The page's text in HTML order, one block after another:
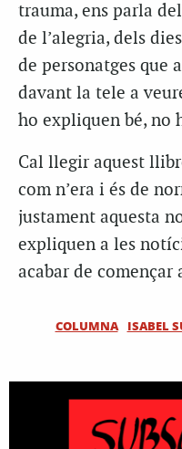
trauma, ens parla
de l’alegria, dels
de personatges que
davant la tele a
ho expliquen bé, no
Cal llegir aquest
com n’era i és de
justament aquesta
expliquen a les
acabar de
COLUMNA ISABEL